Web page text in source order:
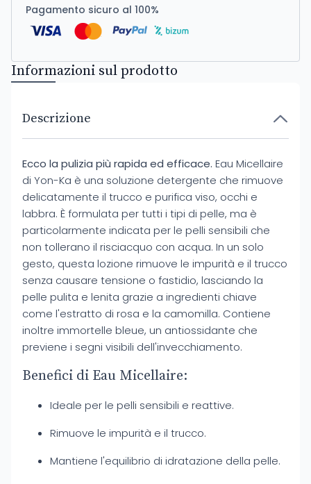
Pagamento sicuro al 100%
Informazioni sul prodotto
Descrizione
Ecco la pulizia più rapida ed efficace. Eau Micellaire
di Yon-Ka è una soluzione detergente che rimuove
delicatamente il trucco e purifica viso, occhi e
labbra. È formulata per tutti i tipi di pelle, ma è
particolarmente indicata per le pelli sensibili che
non tollerano il risciacquo con acqua. In un solo
gesto, questa lozione rimuove le impurità e il trucco
senza causare tensione o fastidio, lasciando la
pelle pulita e lenita grazie a ingredienti chiave
come l'estratto di rosa e la camomilla. Contiene
inoltre immortelle bleue, un antiossidante che
previene i segni visibili dell'invecchiamento.
Benefici di Eau Micellaire:
Ideale per le pelli sensibili e reattive.
Rimuove le impurità e il trucco.
Mantiene l'equilibrio di idratazione della pelle.